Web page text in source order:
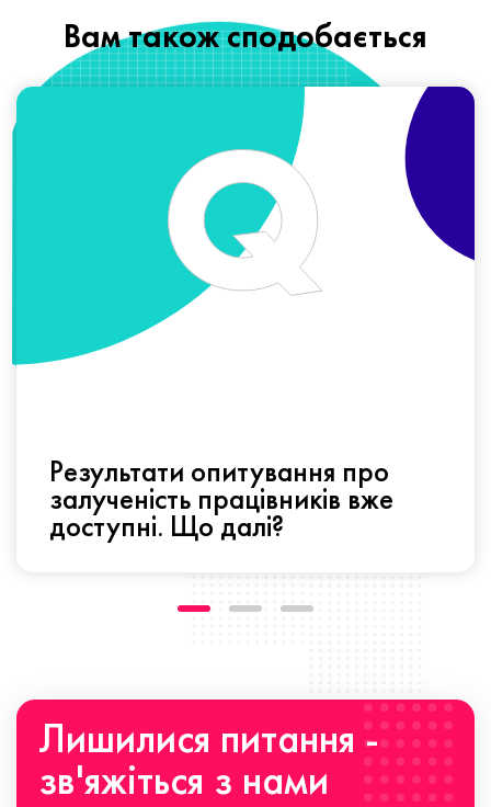
Вам також сподобається
Результати опитування про
залученість працівників вже
доступні. Що далі?
Лишилися питання -
зв'яжіться з нами